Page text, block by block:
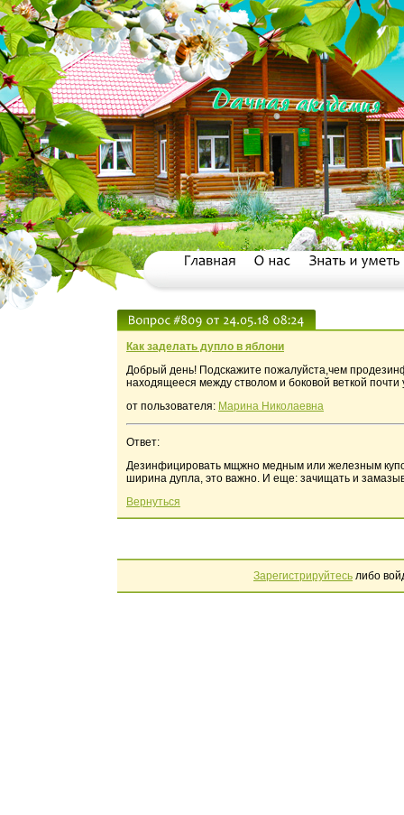
Как заделать дупло в яблони
Добрый день! Подскажите пожалуйста,чем
находящееся между стволом и боковой веткой
от пользователя: Марина Николаевна
Ответ:
Дезинфицировать мщжно медным или железным
ширина дупла, это важно. И еще: зачищать и
Вернуться
Зарегистрируйтесь либо